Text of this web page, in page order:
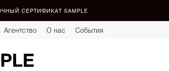
СЕРТИФИКАТ SAMPLE
Агентство О нас События